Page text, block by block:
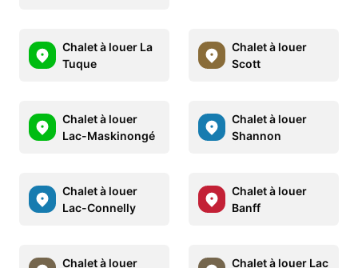
Chalet à louer La
Tuque
Chalet à louer
Scott
Chalet à louer
Lac-Maskinongé
Chalet à louer
Shannon
Chalet à louer
Lac-Connelly
Chalet à louer
Banff
Chalet à louer Chalet à louer Lac